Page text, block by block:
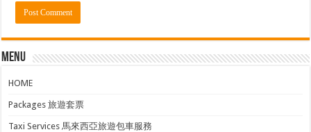
Menu
HOME
Packages 旅遊套票
Taxi Services 馬來西亞旅遊包車服務